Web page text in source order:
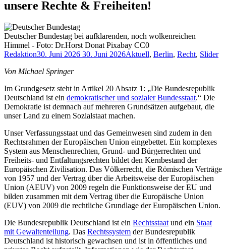
unsere Rechte & Freiheiten!
Deutscher Bundestag bei aufklarenden, noch wolkenreichen
Himmel - Foto: Dr.Horst Donat Pixabay CC0
Redaktion30. Juni 2026 30. Juni 2026Aktuell, Berlin, Recht, Slider
Von Michael Springer
Im Grundgesetz steht in Artikel 20 Absatz 1: „Die Bundesrepublik
Deutschland ist ein demokratischer und sozialer Bundesstaat.“ Die
Demokratie ist demnach auf mehreren Grundsätzen aufgebaut, die
unser Land zu einem Sozialstaat machen.
Unser Verfassungsstaat und das Gemeinwesen sind zudem in den
Rechtsrahmen der Europäischen Union eingebettet. Ein komplexes
System aus Menschenrechten, Grund- und Bürgerrechten und
Freiheits- und Entfaltungsrechten bildet den Kernbestand der
Europäischen Zivilisation. Das Völkerrecht, die Römischen Verträge
von 1957 und der Vertrag über die Arbeitsweise der Europäischen
Union (AEUV) von 2009 regeln die Funktionsweise der EU und
bilden zusammen mit dem Vertrag über die Europäische Union
(EUV) von 2009 die rechtliche Grundlage der Europäischen Union.
Die Bundesrepublik Deutschland ist ein Rechtsstaat und ein Staat
mit Gewaltenteilung. Das Rechtssystem der Bundesrepublik
Deutschland ist historisch gewachsen und ist in öffentliches und